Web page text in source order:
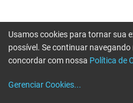
Usamos cookies para tornar sua
possível. Se continuar
concordar com nossa Política de
Gerenciar Cookies...
Erro ao enviar informações, por